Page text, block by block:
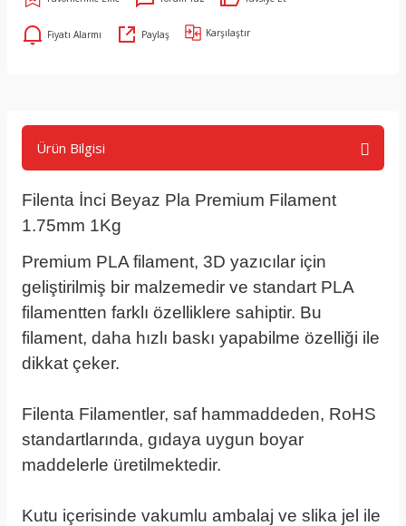
Fiyatı Alarmı Paylaş Karşılaştır
Ürün Bilgisi
Filenta İnci Beyaz Pla Premium Filament
1.75mm 1Kg
Premium PLA filament, 3D yazıcılar için
geliştirilmiş bir malzemedir ve standart PLA
filamentten farklı özelliklere sahiptir. Bu
filament, daha hızlı baskı yapabilme özelliği ile
dikkat çeker.
Filenta Filamentler, saf hammaddeden, RoHS
standartlarında, gıdaya uygun boyar
maddelerle üretilmektedir.
Kutu içerisinde vakumlu ambalaj ve slika jel ile